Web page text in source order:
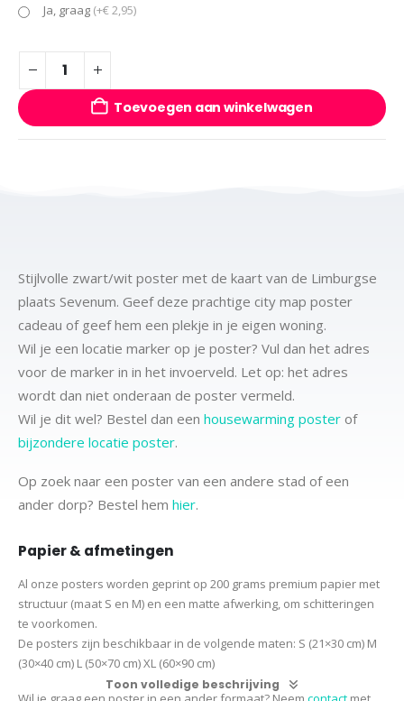
Ja, graag (+€ 2,95)
Toevoegen aan winkelwagen
Stijlvolle zwart/wit poster met de kaart van de Limburgse
plaats Sevenum. Geef deze prachtige city map poster
cadeau of geef hem een plekje in je eigen woning.
Wil je een locatie marker op je poster? Vul dan het adres
voor de marker in in het invoerveld. Let op: het adres
wordt dan niet onderaan de poster vermeld.
Wil je dit wel? Bestel dan een housewarming poster of
bijzondere locatie poster.
Op zoek naar een poster van een andere stad of een
ander dorp? Bestel hem hier.
Papier & afmetingen
Al onze posters worden geprint op 200 grams premium papier met
structuur (maat S en M) en een matte afwerking, om schitteringen
te voorkomen.
De posters zijn beschikbaar in de volgende maten: S (21×30 cm) M
(30×40 cm) L (50×70 cm) XL (60×90 cm)
Toon volledige beschrijving